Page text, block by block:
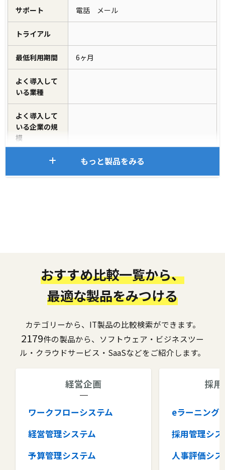
サポート 電話 メール
トライアル
最低利用期間 6ヶ月
よく導入して
いる業種
よく導入して
いる企業の規
模
もっと製品をみる
おすすめ比較一覧から、
最適な製品をみつける
カテゴリーから、IT製品の比較検索ができます。
2179件の製品から、ソフトウェア・ビジネスツー
ル・クラウドサービス・SaaSなどをご紹介します。
経営企画
ワークフローシステム
経営管理システム
予算管理システム
採
eラーニング
採用管理シス
人事評価シ